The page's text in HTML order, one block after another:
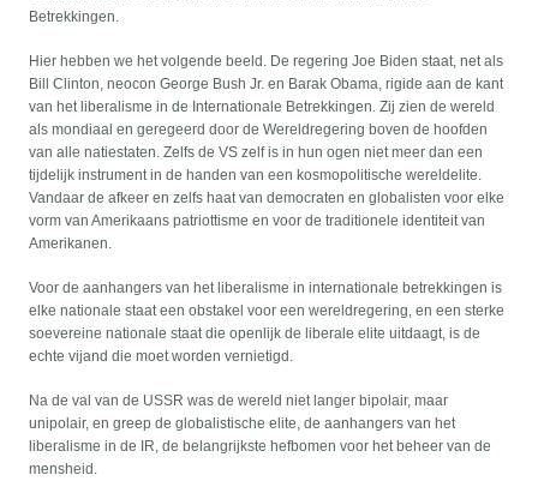
Betrekkingen.
Hier hebben we het volgende beeld. De regering Joe Biden staat, net als
Bill Clinton, neocon George Bush Jr. en Barak Obama, rigide aan de kant
van het liberalisme in de Internationale Betrekkingen. Zij zien de wereld
als mondiaal en geregeerd door de Wereldregering boven de hoofden
van alle natiestaten. Zelfs de VS zelf is in hun ogen niet meer dan een
tijdelijk instrument in de handen van een kosmopolitische wereldelite.
Vandaar de afkeer en zelfs haat van democraten en globalisten voor elke
vorm van Amerikaans patriottisme en voor de traditionele identiteit van
Amerikanen.
Voor de aanhangers van het liberalisme in internationale betrekkingen is
elke nationale staat een obstakel voor een wereldregering, en een sterke
soevereine nationale staat die openlijk de liberale elite uitdaagt, is de
echte vijand die moet worden vernietigd.
Na de val van de USSR was de wereld niet langer bipolair, maar
unipolair, en greep de globalistische elite, de aanhangers van het
liberalisme in de IR, de belangrijkste hefbomen voor het beheer van de
mensheid.